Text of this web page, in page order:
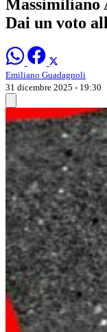
Massimiliano
Dai un voto
Emiliano Guadagnoli
31 dicembre 2025 - 19:30